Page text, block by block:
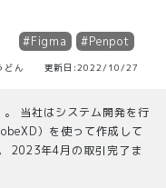
#Figma #Penpot
どん 更新日:2022/10/27
当社はシステム開発を行
）を使って作成して
2023年4月の取引完了ま